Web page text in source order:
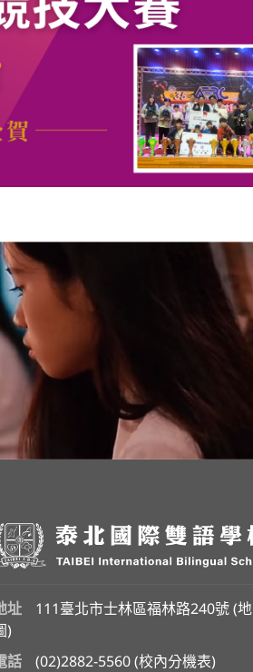
址 111臺北市士林區福林路240號 (地
)
話
(02)2882-5560 (校內分機表)